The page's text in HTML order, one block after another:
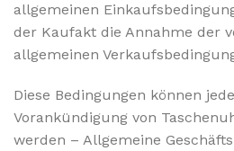
allgemeinen
der Kaufakt die Annahme der
allgemeinen
Diese Bedingungen können
Vorankündigung von
werden – Allgemeine